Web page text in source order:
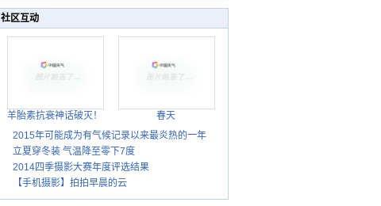
祝丰收迎秋来
社区互动
羊胎素抗衰神话破灭！
春天
2015年可能成为有气候记录以来最炎热的一年
立夏穿冬装 气温降至零下7度
2014四季摄影大赛年度评选结果
【手机摄影】拍拍早晨的云